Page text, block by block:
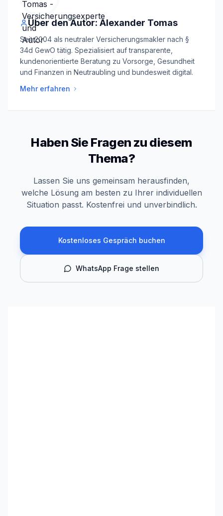
Über den Autor: Alexander Tomas
Seit 2004 als neutraler Versicherungsmakler nach §
34d GewO tätig. Spezialisiert auf transparente,
kundenorientierte Beratung zu Vorsorge, Gesundheit
und Finanzen in Neutraubling und bundesweit digital.
Mehr erfahren
Haben Sie Fragen zu diesem
Thema?
Lassen Sie uns gemeinsam herausfinden,
welche Lösung am besten zu Ihrer individuellen
Situation passt. Kostenfrei und unverbindlich.
Kostenloses Gespräch buchen
WhatsApp Frage stellen